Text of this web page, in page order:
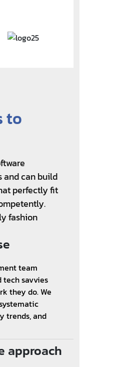
to
and can build
perfectly fit
fashion
team
tech savvies
they do. We
trends, and
approach